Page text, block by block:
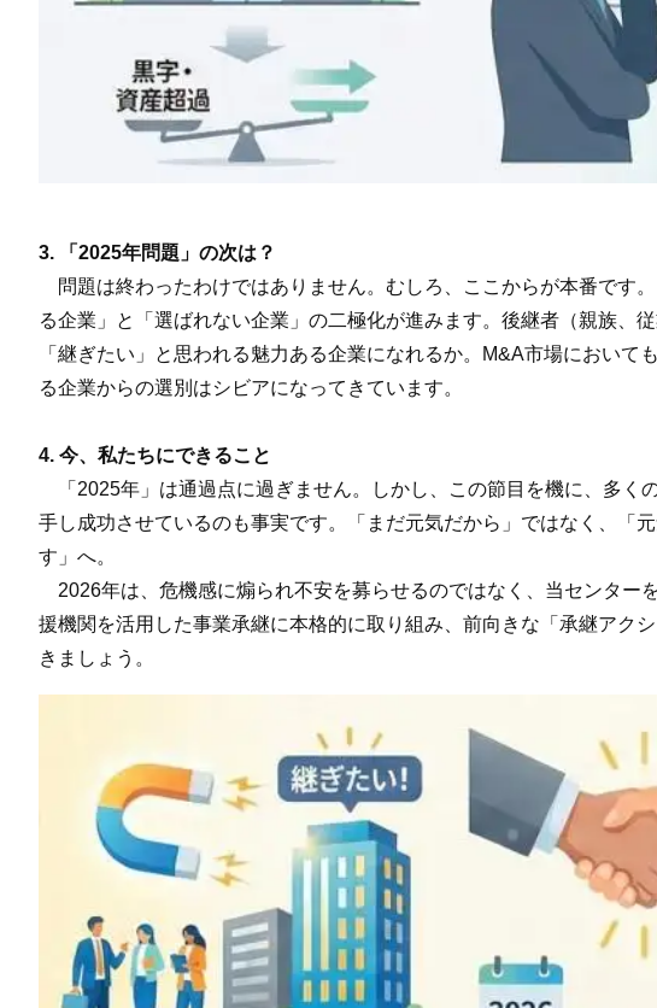
3. 「2025年問題」の次は？
問題は終わったわけではありません。むしろ、ここからが本番です
る企業」と「選ばれない企業」の二極化が進みます。後継者（親族、
「継ぎたい」と思われる魅力ある企業になれるか。M&A市場において
る企業からの選別はシビアになってきています。
4. 今、私たちにできること
「2025年」は通過点に過ぎません。しかし、この節目を機に、多く
手し成功させているのも事実です。「まだ元気だから」ではなく、「
す」へ。
2026年は、危機感に煽られ不安を募らせるのではなく、当センター
援機関を活用した事業承継に本格的に取り組み、前向きな「承継アク
きましょう。